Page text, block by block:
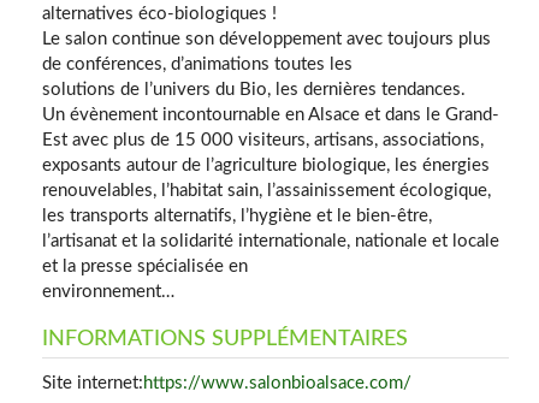
alternatives éco-biologiques !
Le salon continue son développement avec toujours plus
de conférences, d’animations toutes les
solutions de l’univers du Bio, les dernières tendances.
Un évènement incontournable en Alsace et dans le Grand-
Est avec plus de 15 000 visiteurs, artisans, associations,
exposants autour de l’agriculture biologique, les énergies
renouvelables, l’habitat sain, l’assainissement écologique,
les transports alternatifs, l’hygiène et le bien-être,
l’artisanat et la solidarité internationale, nationale et locale
et la presse spécialisée en
environnement…
INFORMATIONS SUPPLÉMENTAIRES
Site internet: https://www.salonbioalsace.com/